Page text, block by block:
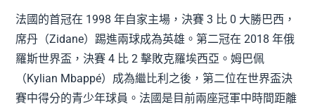
法國的首冠在 1998 年自家主場，決賽 3 比 0 大勝巴西，
席丹（Zidane）踢進兩球成為英雄。第二冠在 2018 年俄
羅斯世界盃，決賽 4 比 2 擊敗克羅埃西亞。姆巴佩
（Kylian Mbappé）成為繼比利之後，第二位在世界盃決
賽中得分的青少年球員。法國是目前兩座冠軍中時間距離